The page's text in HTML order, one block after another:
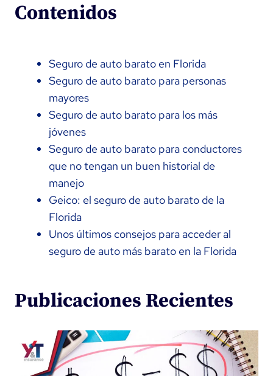
Contenidos
Seguro de auto barato en Florida
Seguro de auto barato para personas
mayores
Seguro de auto barato para los más
jóvenes
Seguro de auto barato para conductores
que no tengan un buen historial de
manejo
Geico: el seguro de auto barato de la
Florida
Unos últimos consejos para acceder al
seguro de auto más barato en la Florida
Publicaciones Recientes